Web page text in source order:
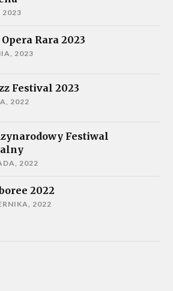
2023
Rara 2023
2023
Festival 2023
2022
Festiwal
2022
2022
2022